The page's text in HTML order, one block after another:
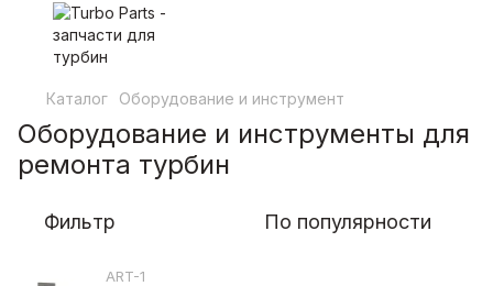
Каталог Оборудование и инструмент
Оборудование и инструменты для
ремонта турбин
Фильтр По популярности
ART-1